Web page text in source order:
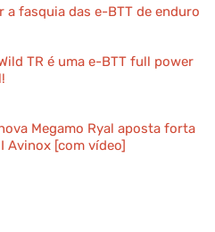
a fasquia das e-BTT de enduro
TR é uma e-BTT full power
Megamo Ryal aposta forta
Avinox [com vídeo]